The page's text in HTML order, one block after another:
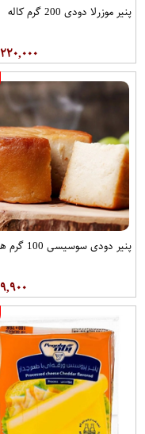
پنیر موزرلا دودی 200 گرم کاله
۲۲۰,۰۰۰
پنیر دودی سوسیسی 100 گرم هراز
۹,۹۰۰